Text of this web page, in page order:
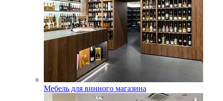
Мебель для винного магазина